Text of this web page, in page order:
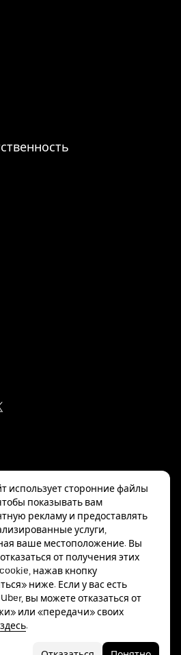
использует сторонние файлы
показывать вам
рекламу и предоставлять
услуги,
ваше местоположение. Вы
от получения этих
нажав кнопку
ниже. Если у вас есть
вы можете отказаться от
или «передачи» своих
здесь.